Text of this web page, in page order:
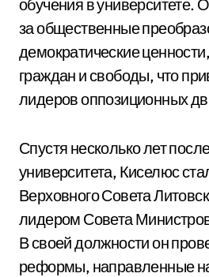
обучения в университете.
за общественные
демократические
граждан и свободы, что
лидеров оппозиционных
Спустя несколько лет
университета, Киселюс
Верховного Совета
лидером Совета
В своей должности он
реформы, направленные